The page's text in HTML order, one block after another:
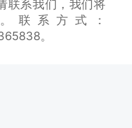
联系我们，我们将
联系方式：
。